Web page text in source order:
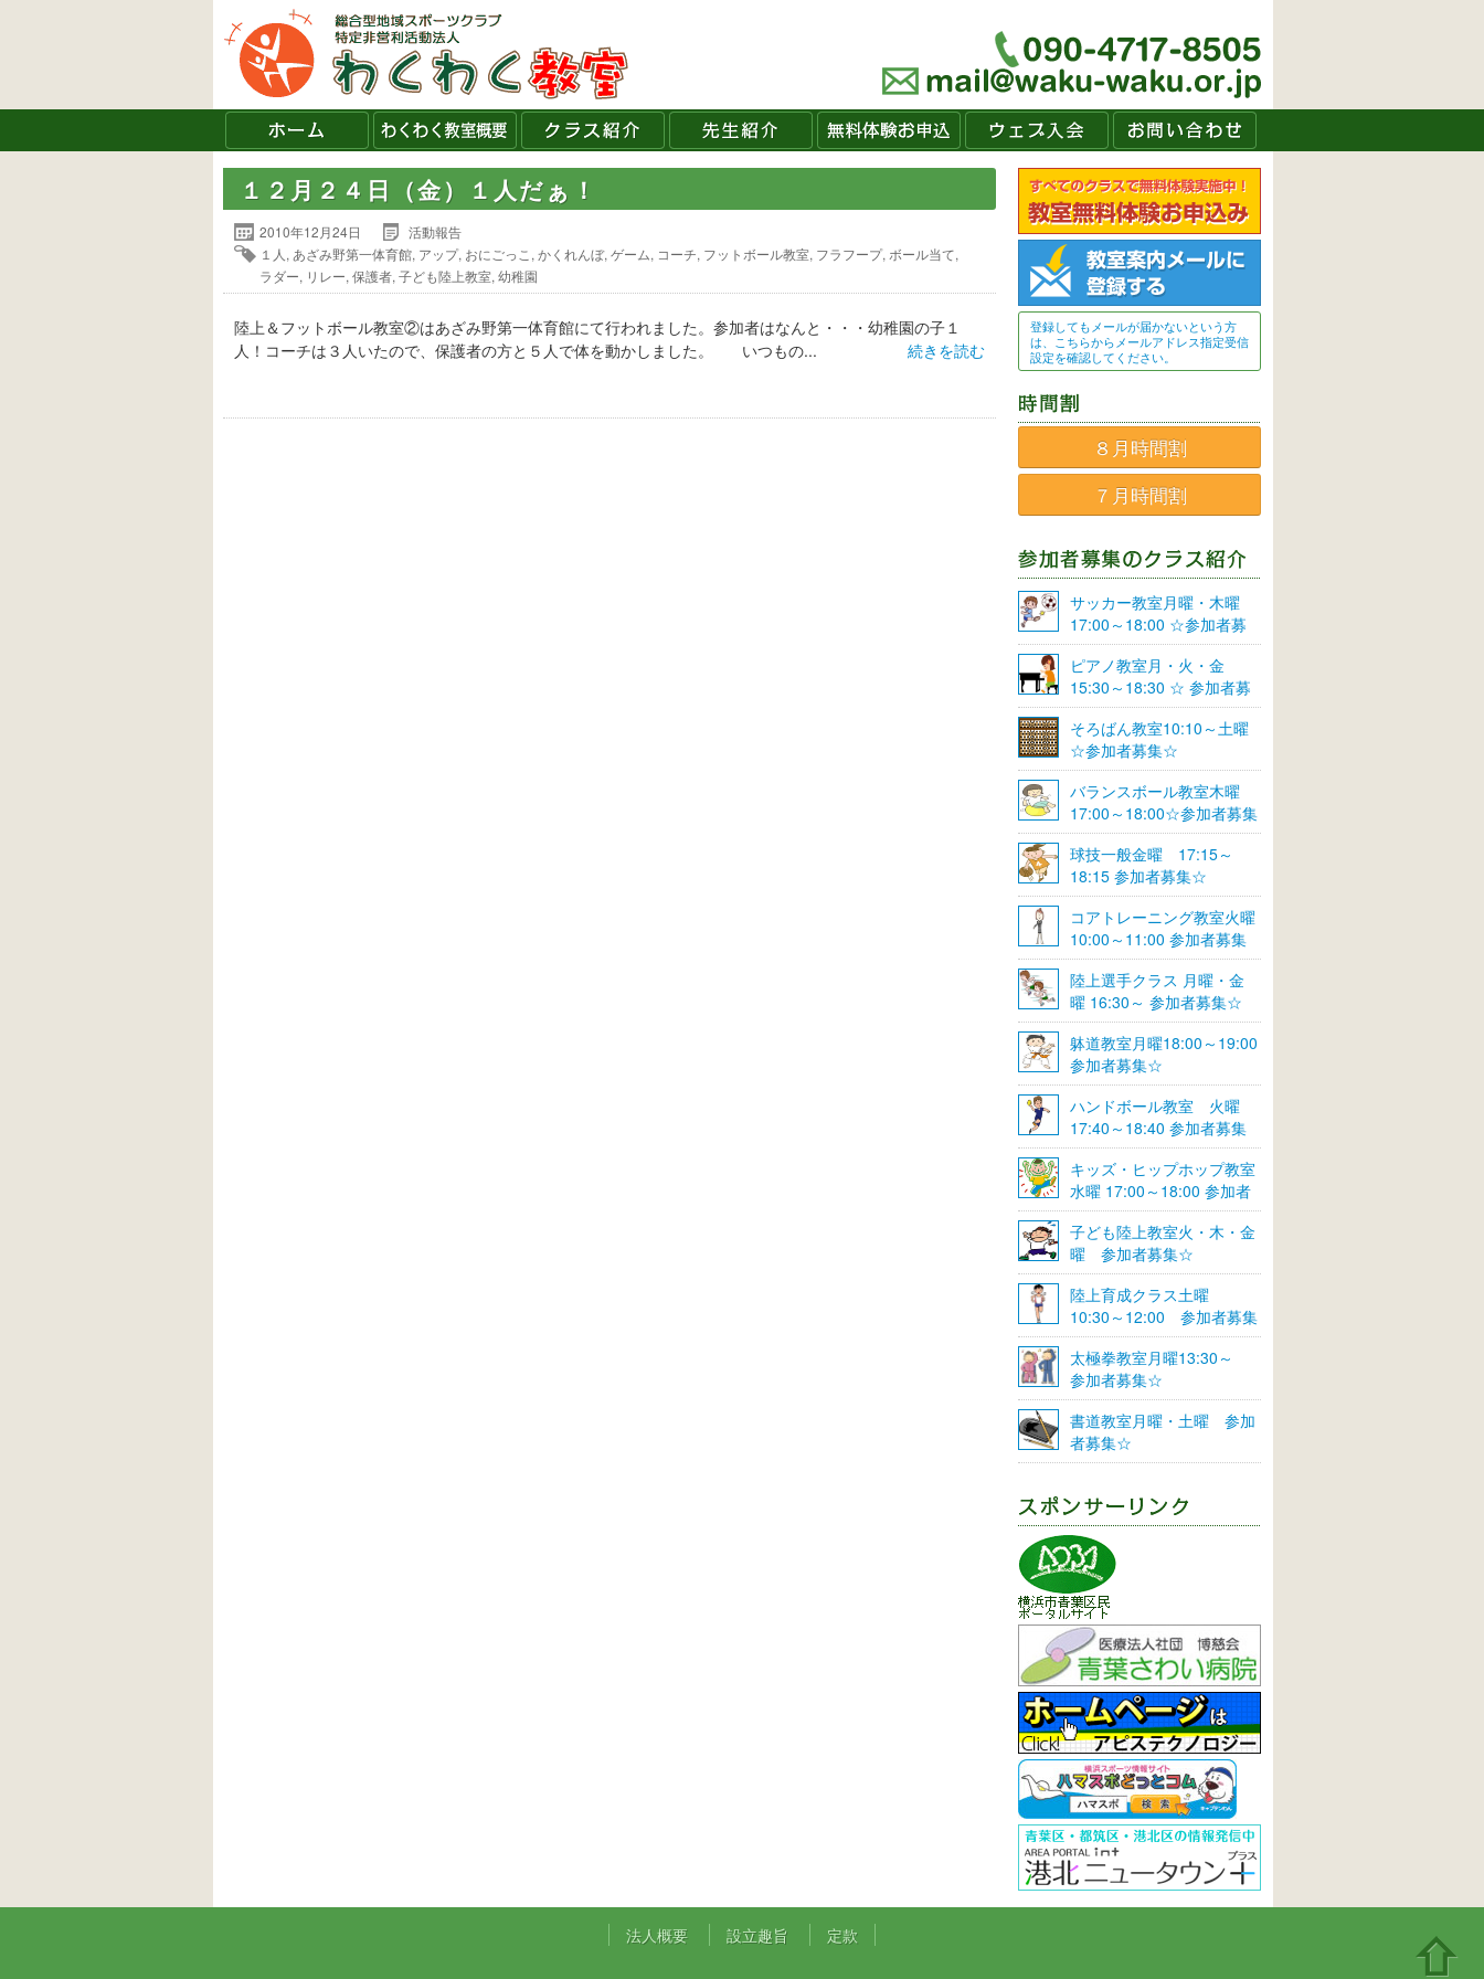
１２月２４日（金）１人だぁ！
2010年12月24日
活動報告
１人 , あざみ野第一体育館, アップ, おにごっこ , かくれんぼ, ゲーム, コーチ, フットボール教室, フラフープ, ボール当て,
ラダー, リレー, 保護者, 子ども陸上教室, 幼稚園
陸上＆フットボール教室②はあざみ野第一体育館にて行われました。参加者はなんと・・・幼稚園の子１
人！コーチは３人いたので、保護者の方と５人で体を動かしました。 いつもの...
続きを読む
登録してもメールが届かないという方
は、こちらからメールアドレス指定受信
設定を確認してください。
８月時間割
７月時間割
サッカー教室月曜・木曜
17:00～18:00 ☆参加者募
集☆
ピアノ教室月・火・金
15:30～18:30 ☆ 参加者募
集☆
そろばん教室10:10～土曜
☆参加者募集☆
バランスボール教室木曜
17:00～18:00☆参加者募集
☆
球技一般金曜 17:15～
18:15 参加者募集☆
コアトレーニング教室火曜
10:00～11:00 参加者募集
陸上選手クラス 月曜・金
曜 16:30～ 参加者募集☆
躰道教室月曜18:00～19:00
参加者募集☆
ハンドボール教室 火曜
17:40～18:40 参加者募集
☆
キッズ・ヒップホップ教室
水曜 17:00～18:00 参加者
募集☆
子ども陸上教室火・木・金
曜 参加者募集☆
陸上育成クラス土曜
10:30～12:00 参加者募集
☆
太極拳教室月曜13:30～
参加者募集☆
書道教室月曜・土曜 参加
者募集☆
法人概要 設立趣旨 定款